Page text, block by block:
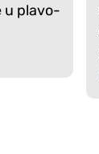
u plavo-